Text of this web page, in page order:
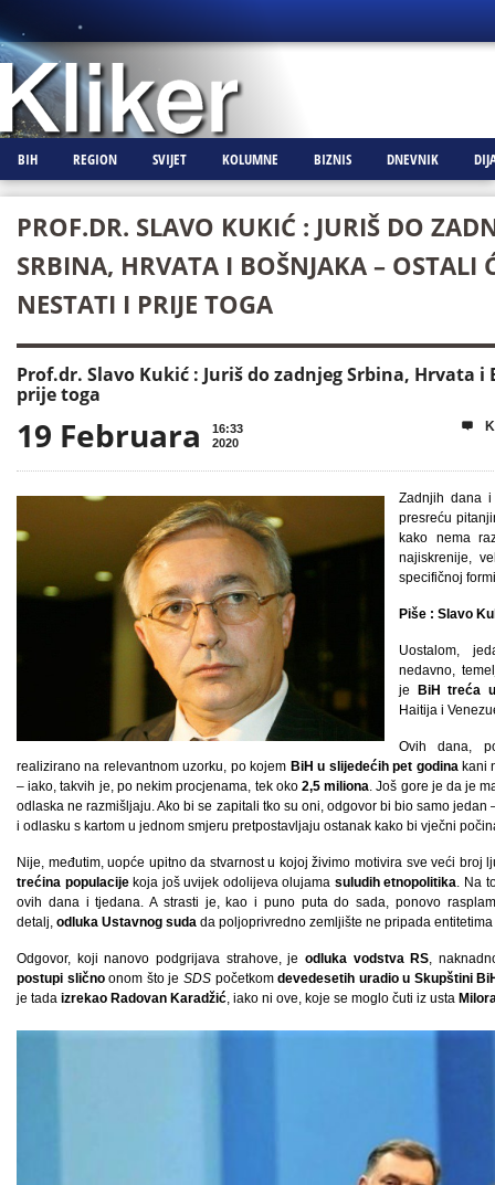
BIH REGION SVIJET KOLUMNE BIZNIS DNEVNIK
PROF.DR. SLAVO KUKIĆ : JURIŠ DO
SRBINA, HRVATA I BOŠNJAKA – OSTALI
NESTATI I PRIJE TOGA
Prof.dr. Slavo Kukić : Juriš do zadnjeg Srbina, Hrvata
prije toga
19 Februara
16:33
2020

Zadnjih dana
presreću
kako nema
najiskrenije,
specifičnoj
Piše : Slavo
Uostalom,
nedavno,
je
BiH treća
Haitija i
Ovih dana,
realizirano na relevantnom uzorku, po kojem BiH u slijedećih pet godinakani
– iako, takvih je, po nekim procjenama, tek oko 2,5 miliona. Još gore je da je
odlaska ne razmišljaju. Ako bi se zapitali tko su oni, odgovor bi bio samo jedan
i odlasku s kartom u jednom smjeru pretpostavljaju ostanak kako bi vječni
Nije, međutim, uopće upitno da stvarnost u kojoj živimo motivira sve veći
trećina populacijekoja još uvijek odolijeva olujama suludih etnopolitika. Na
ovih dana i tjedana. A strasti je, kao i puno puta do sada, ponovo
detalj, odluka Ustavnog suda da poljoprivredno zemljište ne pripada
Odgovor, koji nanovo podgrijava strahove, je odluka vodstva RS,
postupi sličnoonom što je SDSpočetkomdevedesetih uradio u Skupštini
je tada izrekao Radovan Karadžić, iako ni ove, koje se moglo čuti iz usta